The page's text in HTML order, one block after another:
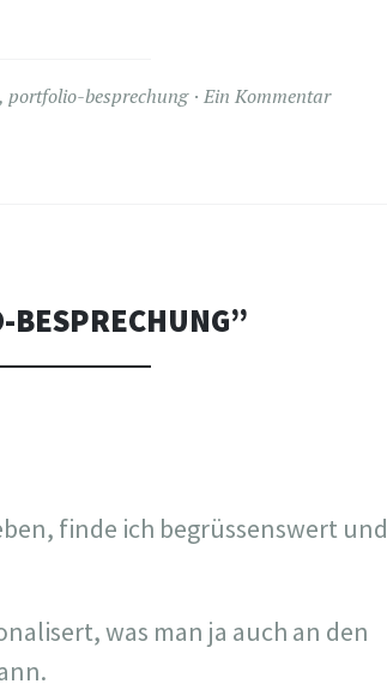
, portfolio-besprechung Ein Kommentar
BESPRECHUNG”
finde ich begrüssenswert und
was man ja auch an den